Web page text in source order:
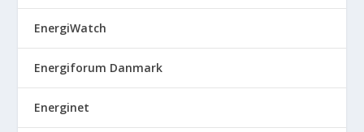
EnergiWatch
Energiforum Danmark
Energinet